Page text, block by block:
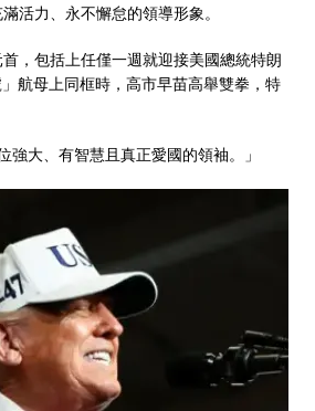
活力、永不懈怠的領導形象。
，包括上任僅一週就迎接美國總統特朗
航母上同框時，高市早苗高舉雙拳，特
大、有智慧且真正愛國的領袖。」